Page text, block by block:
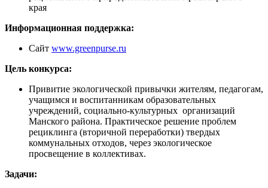
края
Информационная поддержка:
Сайт www.greenpurse.ru
Цель конкурса:
Привитие экологической привычки жителям, педагогам,
учащимся и воспитанникам образовательных
учреждений, социально-культурных организаций
Манского района. Практическое решение проблем
рециклинга (вторичной переработки) твердых
коммунальных отходов, через экологическое
просвещение в коллективах.
Задачи: